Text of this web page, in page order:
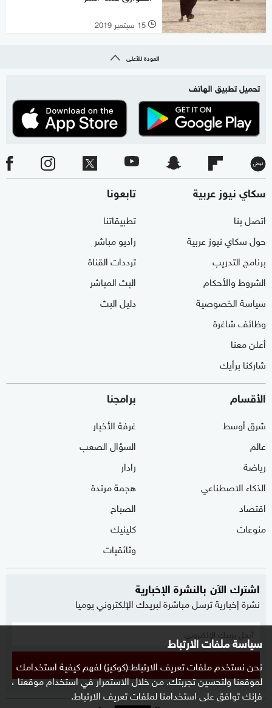
سياسة ملفات الارتباط
نحن نستخدم ملفات تعريف الارتباط (كوكيز) لفهم كيفية استخدامك
لموقعنا ولتحسين تجربتك. من خلال الاستمرار في استخدام موقعنا ،
فإنك توافق على استخدامنا لملفات تعريف الارتباط.
l 15 سبتمبر 2019
العودة للأعلى
تحميل تطبيق الهاتف
سكاي نيوز عربية
اتصل بنا
حول سكاي نيوز عربية
برنامج التدريب
الشروط والأحكام
سياسة الخصوصية
وظائف شاغرة
أعلن معنا
شاركنا برأيك
تابعونا
تطبيقاتنا
راديو مباشر
ترددات القناة
البث المباشر
دليل البث
الأقسام
شرق أوسط
عالم
رياضة
الذكاء الاصطناعي
اقتصاد
منوعات
برامجنا
غرفة الأخبار
السؤال الصعب
رادار
هجمة مرتدة
الصباح
كلينيك
وثائقيات
اشترك الآن بالنشرة الإخبارية
نشرة إخبارية ترسل مباشرة لبريدك الإلكتروني يوميا
إشترك